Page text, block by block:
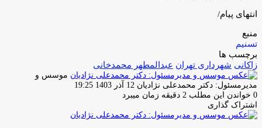
انتهای پیام/
منبع
تسنیم
برچسب ها
زاکانی شهرداری تهران عبدالمطهر محمدخانی
موسس و
مدیرمسئول: دکتر محمدعلی نژادیان ارسال
ایمیل
12 آذر 1403 19:25
0 خواندن این مطلب 2 دقیقه زمان میبرد
اشتراک گذاری
فیس
توئیتر
لینکدین
واتس
تلگرام
اشتراک
چاپ